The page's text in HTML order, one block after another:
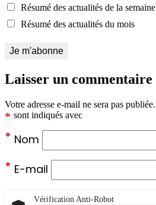
Résumé des actualités de la semaine
Résumé des actualités du mois
Laisser un commentaire
Votre adresse e-mail ne sera pas publiée.
sont indiqués avec
*
Nom
*
E-mail
*
Vérification Anti-Robot